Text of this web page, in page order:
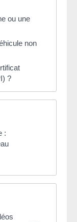
ou une
non
?
: